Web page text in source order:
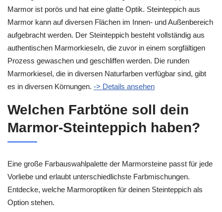
Marmor ist porös und hat eine glatte Optik. Steinteppich aus
Marmor kann auf diversen Flächen im Innen- und Außenbereich
aufgebracht werden. Der Steinteppich besteht vollständig aus
authentischen Marmorkieseln, die zuvor in einem sorgfältigen
Prozess gewaschen und geschliffen werden. Die runden
Marmorkiesel, die in diversen Naturfarben verfügbar sind, gibt
es in diversen Körnungen. -> Details ansehen
Welchen Farbtöne soll dein
Marmor-Steinteppich haben?
Eine große Farbauswahlpalette der Marmorsteine passt für jede
Vorliebe und erlaubt unterschiedlichste Farbmischungen.
Entdecke, welche Marmoroptiken für deinen Steinteppich als
Option stehen.